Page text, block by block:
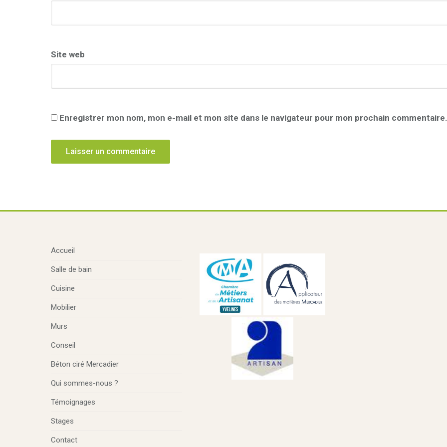
Site web
Enregistrer mon nom, mon e-mail et mon site dans le navigateur pour mon prochain commentaire.
Accueil
Salle de bain
Cuisine
Mobilier
Murs
Conseil
Béton ciré Mercadier
Qui sommes-nous ?
Témoignages
Stages
Contact